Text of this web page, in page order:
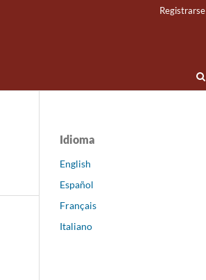
Registrarse
Idioma
English
Español
Français
Italiano